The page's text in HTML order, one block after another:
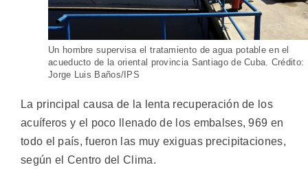
Un hombre supervisa el tratamiento de agua potable en el
acueducto de la oriental provincia Santiago de Cuba. Crédito:
Jorge Luis Baños/IPS
La principal causa de la lenta recuperación de los
acuíferos y el poco llenado de los embalses, 969 en
todo el país, fueron las muy exiguas precipitaciones,
según el Centro del Clima.